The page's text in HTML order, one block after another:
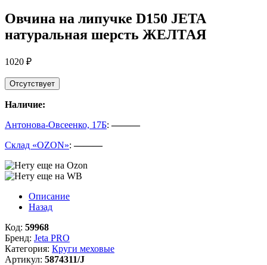
Овчина на липучке D150 JETA
натуральная шерсть ЖЕЛТАЯ
1020 ₽
Отсутствует
Наличие:
Антонова-Овсеенко, 17Б:———
Склад «OZON»:———
Описание
Назад
Код: 59968
Бренд: Jeta PRO
Категория: Круги меховые
Артикул: 5874311/J